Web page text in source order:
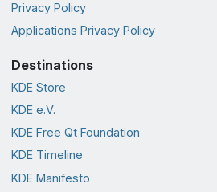
Privacy Policy
Applications Privacy Policy
Destinations
KDE Store
KDE e.V.
KDE Free Qt Foundation
KDE Timeline
KDE Manifesto